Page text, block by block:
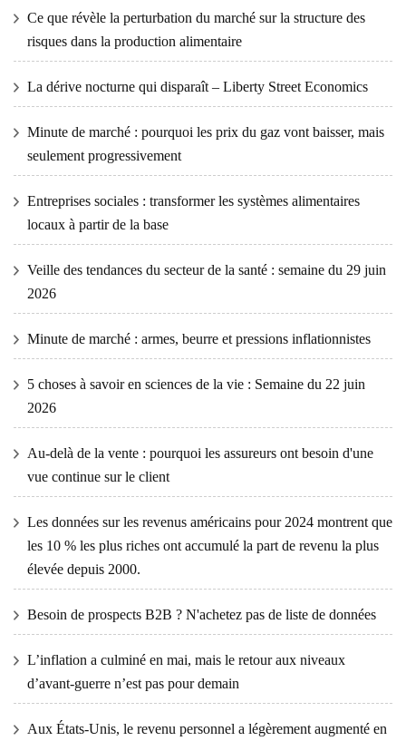
Ce que révèle la perturbation du marché sur la structure des
risques dans la production alimentaire
La dérive nocturne qui disparaît – Liberty Street Economics
Minute de marché : pourquoi les prix du gaz vont baisser, mais
seulement progressivement
Entreprises sociales : transformer les systèmes alimentaires
locaux à partir de la base
Veille des tendances du secteur de la santé : semaine du 29 juin
2026
Minute de marché : armes, beurre et pressions inflationnistes
5 choses à savoir en sciences de la vie : Semaine du 22 juin
2026
Au-delà de la vente : pourquoi les assureurs ont besoin d'une
vue continue sur le client
Les données sur les revenus américains pour 2024 montrent que
les 10 % les plus riches ont accumulé la part de revenu la plus
élevée depuis 2000.
Besoin de prospects B2B ? N'achetez pas de liste de données
L’inflation a culminé en mai, mais le retour aux niveaux
d’avant-guerre n’est pas pour demain
Aux États-Unis, le revenu personnel a légèrement augmenté en